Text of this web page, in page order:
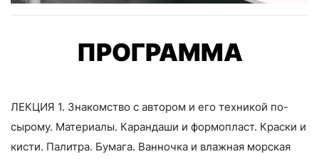
ПРОГРАММА
ЛЕКЦИЯ 1. Знакомство с автором и его техникой по-
сырому. Материалы. Карандаши и формопласт. Краски и
кисти. Палитра. Бумага. Ванночка и влажная морская